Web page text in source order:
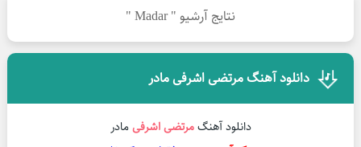
نتایج آرشیو " Madar "
دانلود آهنگ مرتضی اشرفی مادر
دانلود آهنگمرتضی اشرفیمادر